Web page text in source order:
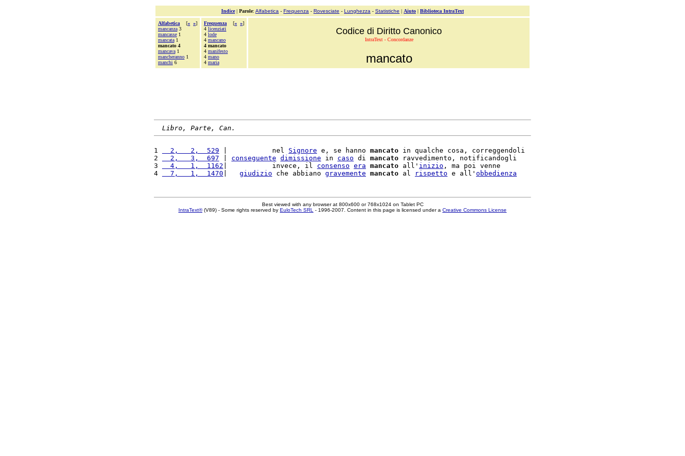
Indice| Parole: Alfabetica - Frequenza - Rovesciate - Lunghezza - Statistiche | Aiuto | Biblioteca IntraText
Alfabetica [« »]
mancanza 3
mancasse 1
mancata 1
mancato 4
mancava 1
mancheranno 1
manchi 6
Frequenza [« »]
4 licenziati
4 lode
4 mancano
4 mancato
4 manifesto
4 mano
4 maria
Codice di Diritto Canonico
IntraText - Concordanze
mancato
Libro, Parte, Can.
1
  2,   2,  529
|           nel Signore e, se hanno mancato in qualche cosa, correggendoli
2
  2,   3,  697
conseguente dimissione in caso di mancato ravvedimento, notificandogli
3
  4,   1,  1162
|           invece, il consenso era mancato all' inizio , ma poi venne
4
  7,   1,  1470
giudizio che abbiano gravemente mancato al rispetto e all' obbedienza
Best viewed with any browser at 800x600 or 768x1024 on Tablet PC
IntraText®(V89) - Some rights reserved by EuloTech SRL - 1996-2007. Content in this page is licensed under a Creative Commons License